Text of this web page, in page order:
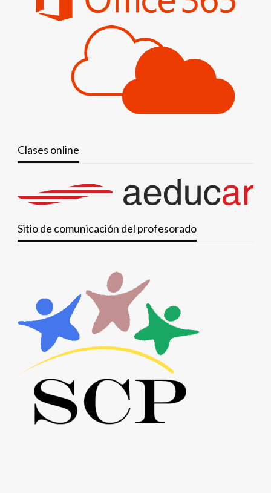
Clases online
Sitio de comunicación del profesorado